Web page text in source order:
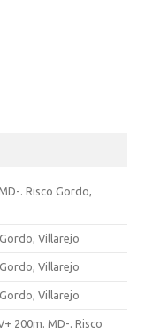
. Risco Gordo,
Villarejo
Villarejo
Villarejo
200m. MD-. Risco